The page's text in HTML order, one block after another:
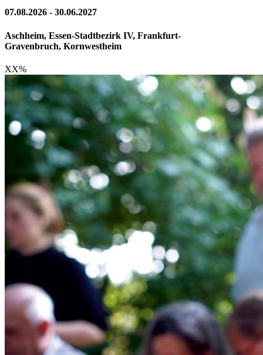
07.08.2026 - 30.06.2027
Aschheim, Essen-Stadtbezirk IV, Frankfurt-
Gravenbruch, Kornwestheim
XX%